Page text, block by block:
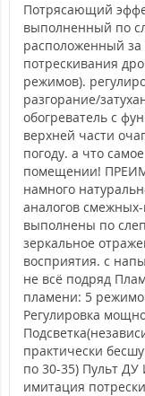
Потрясающий
выполненный по
расположенный
потрескивания
режимов).
разгорание/
обогреватель с
верхней части
погоду. а что
помещении!
намного
аналогов
выполнены по
зеркальное
восприятия. с
не всё подряд
пламени: 5
Регулировка
практически
по 30-35) Пульт ДУ
имитация